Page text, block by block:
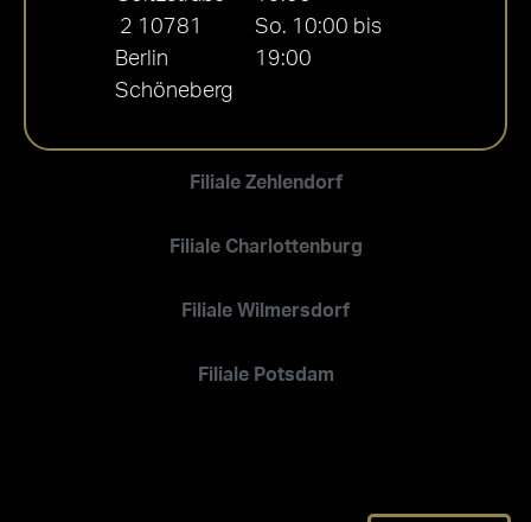
Filiale Zehlendorf
Filiale Charlottenburg
Filiale Wilmersdorf
Filiale Potsdam
2 10781
Berlin
Schöneberg
So. 10:00 bis
19:00